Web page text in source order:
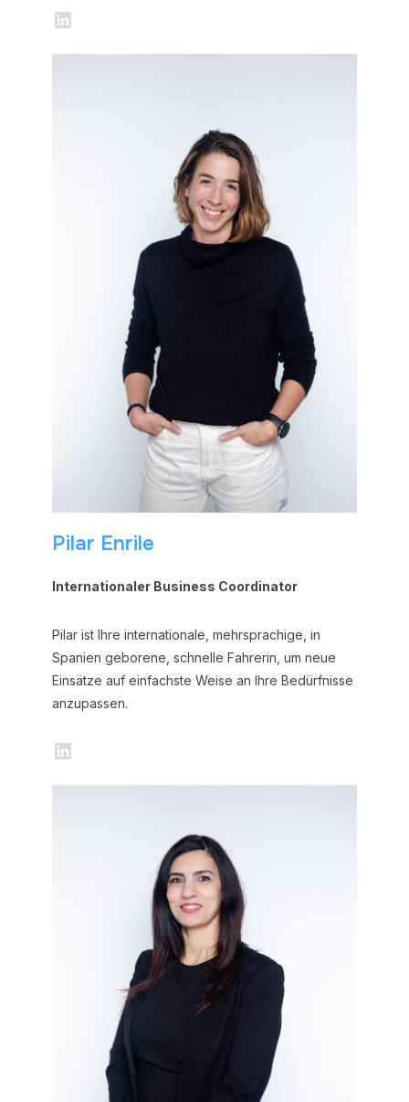
LinkedIn
Pilar Enrile
Internationaler Business Coordinator
Pilar ist Ihre internationale, mehrsprachige, in
Spanien geborene, schnelle Fahrerin, um neue
Einsätze auf einfachste Weise an Ihre Bedürfnisse
anzupassen.
LinkedIn